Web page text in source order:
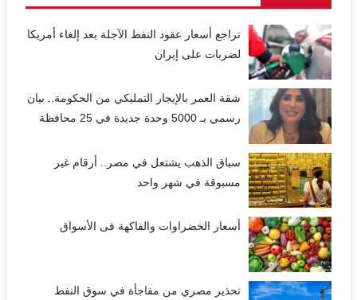
تراجع أسعار عقود النفط الآجلة بعد إلغاء أمريكا
لضربات على إيران
شقة العمر بالإيجار التمليكي من الحكومة.. بيان
رسمي بـ 5000 وحدة جديدة في 25 محافظة
سباق الذهب يشتعل في مصر.. أرقام غير
مسبوقة في شهر واحد
أسعار الخضراوات والفاكهة فى الأسواق
تحذير مصري من مفاجأة في سوق النفط